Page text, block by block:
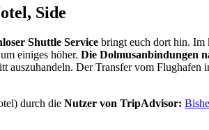
Side
Shuttle Service bringt euch dort hin. Im
einiges höher. Die Dolmusanbindungen
Der Transfer vom
durch die Nutzer von TripAdvisor: